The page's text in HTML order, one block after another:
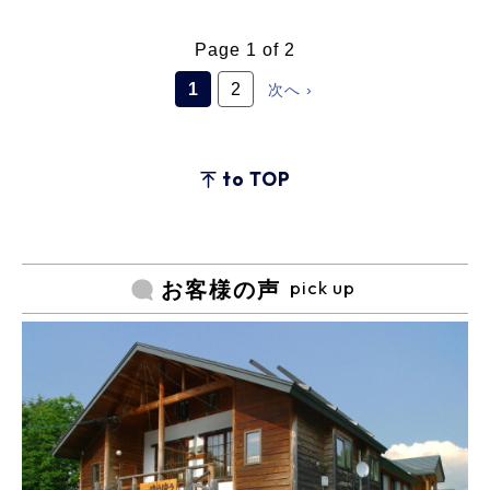
Page 1 of 2
1 2 次へ ›
to TOP
お客様の声 pick up